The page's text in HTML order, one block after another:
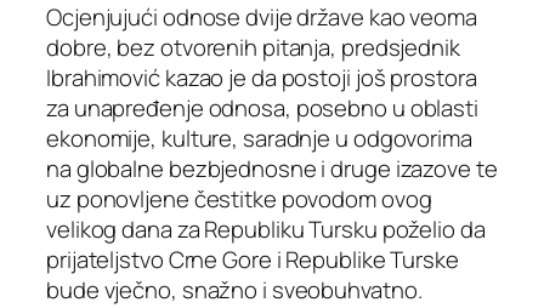
Ocjenjujući odnose dvije države kao veoma
dobre, bez otvorenih pitanja, predsjednik
Ibrahimović kazao je da postoji još prostora
za unapređenje odnosa, posebno u oblasti
ekonomije, kulture, saradnje u odgovorima
na globalne bezbjednosne i druge izazove te
uz ponovljene čestitke povodom ovog
velikog dana za Republiku Tursku poželio da
prijateljstvo Crne Gore i Republike Turske
bude vječno, snažno i sveobuhvatno.